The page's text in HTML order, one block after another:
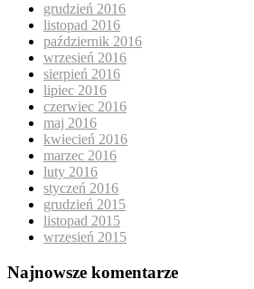
grudzień 2016
listopad 2016
październik 2016
wrzesień 2016
sierpień 2016
lipiec 2016
czerwiec 2016
maj 2016
kwiecień 2016
marzec 2016
luty 2016
styczeń 2016
grudzień 2015
listopad 2015
wrzesień 2015
Najnowsze komentarze